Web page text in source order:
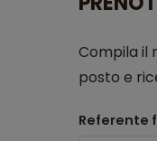
Compila il
posto e
Referente